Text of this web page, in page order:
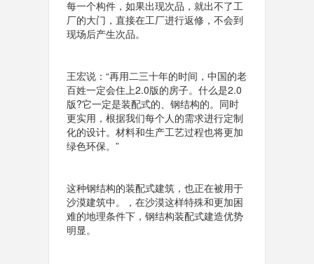
每一个构件，如果出现次品，就出不了工
厂的大门，直接在工厂进行返修，不会到
现场后产生次品。
王宏说：“再用二三十年的时间，中国的老
百姓一定会住上2.0版的房子。什么是2.0
版?它一定是装配式的、钢结构的。同时
更实用，根据我们每个人的需求进行定制
化的设计。材料和生产工艺过程也将更加
绿色环保。”
这种钢结构的装配式建筑，也正在被用于
沙漠建筑中。，在沙漠这样特殊和更加困
难的地理条件下，钢结构装配式建造优势
明显。